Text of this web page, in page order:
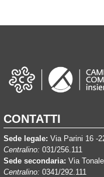
CONTATTI
Sede legale: Via Parini 16 -
Centralino: 031/256.111
Sede secondaria: Via
Centralino: 0341/292.111